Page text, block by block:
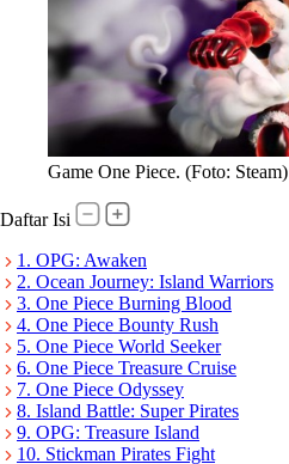
Game One Piece. (Foto: Steam)
Daftar Isi
1. OPG: Awaken
2. Ocean Journey: Island Warriors
3. One Piece Burning Blood
4. One Piece Bounty Rush
5. One Piece World Seeker
6. One Piece Treasure Cruise
7. One Piece Odyssey
8. Island Battle: Super Pirates
9. OPG: Treasure Island
10. Stickman Pirates Fight